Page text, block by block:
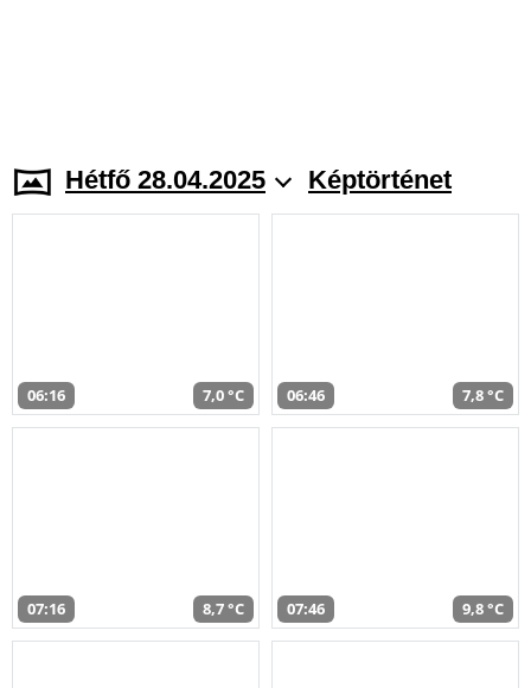
Hétfő 28.04.2025 Képtörténet
06:16 7,0 °C 06:46 7,8 °C
07:16 8,7 °C 07:46 9,8 °C